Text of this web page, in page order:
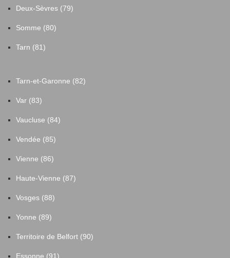
Deux-Sèvres (79)
Somme (80)
Tarn (81)
Tarn-et-Garonne (82)
Var (83)
Vaucluse (84)
Vendée (85)
Vienne (86)
Haute-Vienne (87)
Vosges (88)
Yonne (89)
Territoire de Belfort (90)
Essonne (91)